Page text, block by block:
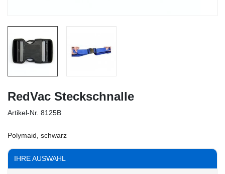
RedVac Steckschnalle
Artikel-Nr. 8125B
Polymaid, schwarz
IHRE AUSWAHL